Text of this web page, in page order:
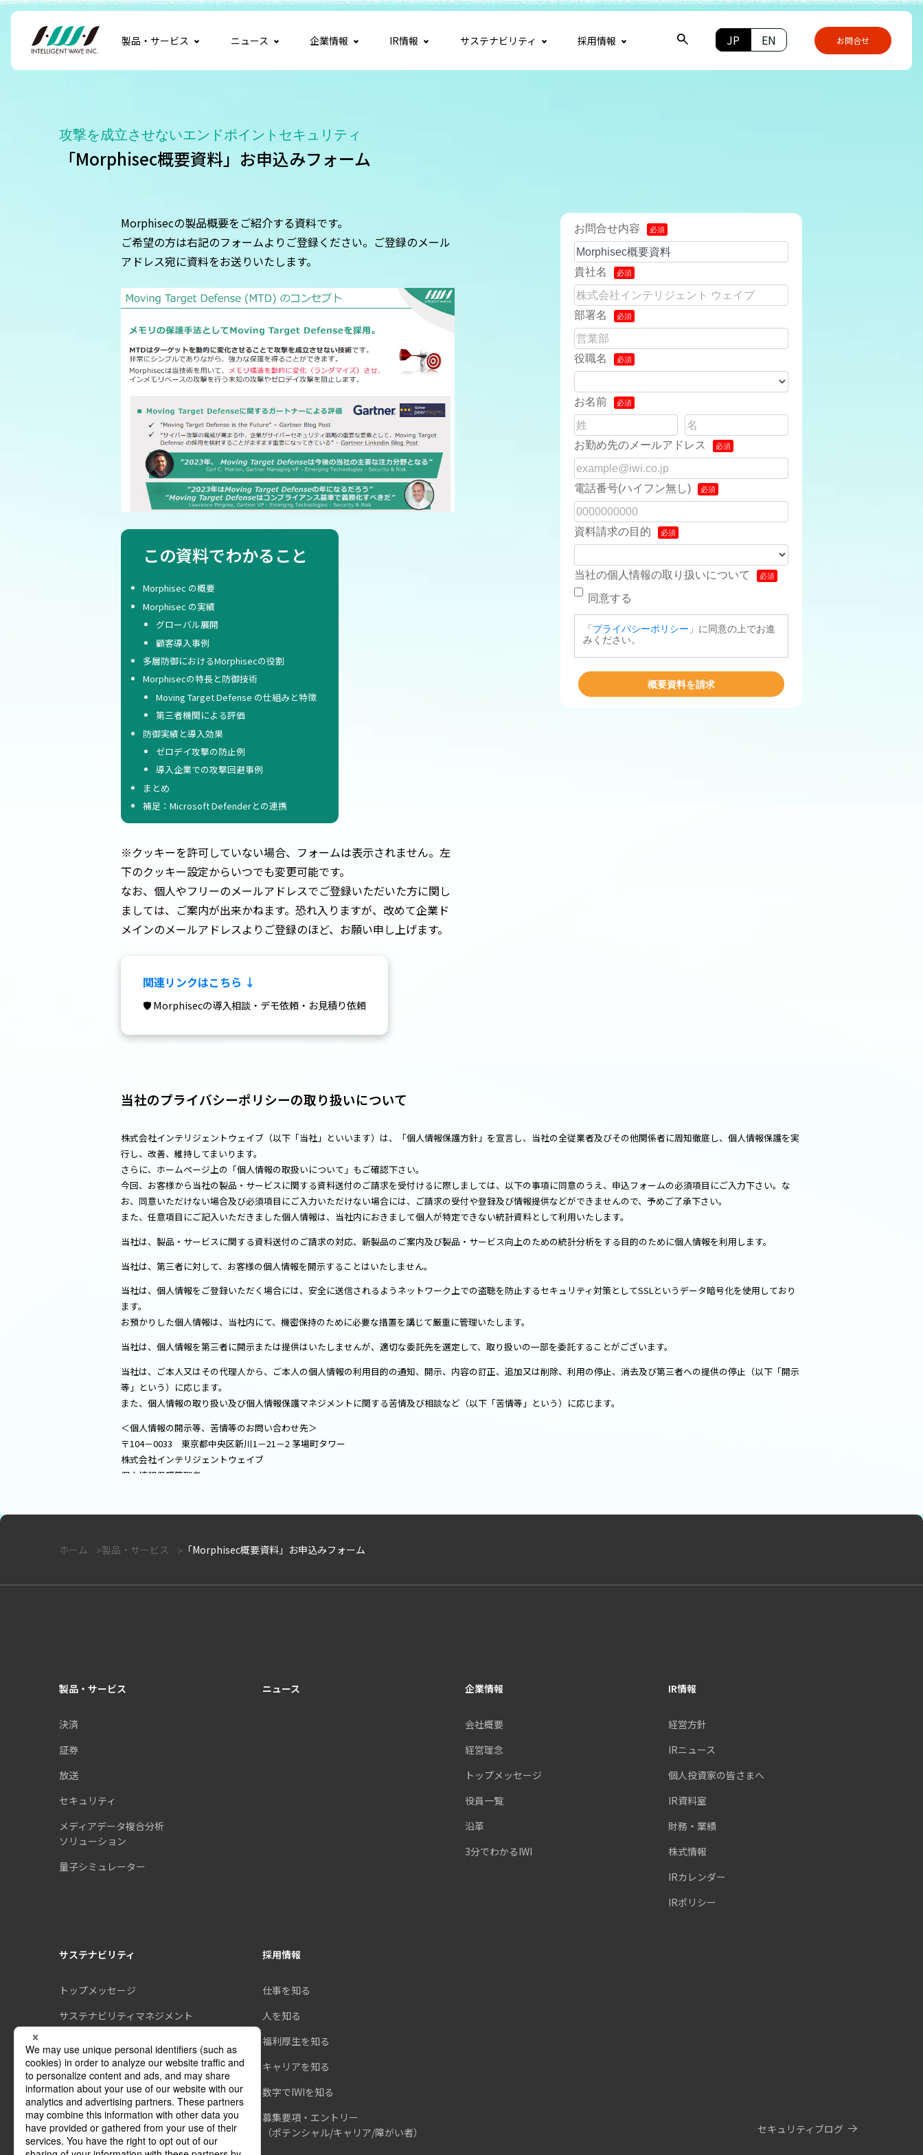
製品・サービス ニュース 企業情報 IR情報 サステナビリティ 採用情報 JP EN お問合せ
攻撃を成立させないエンドポイントセキュリティ
「Morphisec概要資料」お申込みフォーム
Morphisecの製品概要をご紹介する資料です。
ご希望の方は右記のフォームよりご登録ください。ご登録のメール
アドレス宛に資料をお送りいたします。
この資料でわかること
Morphisec の概要
Morphisec の実績
グローバル展開
顧客導入事例
多層防御におけるMorphisecの役割
Morphisecの特長と防御技術
Moving Target Defense の仕組みと特徴
第三者機関による評価
防御実績と導入効果
ゼロデイ攻撃の防止例
導入企業での攻撃回避事例
まとめ
補足：Microsoft Defenderとの連携
※クッキーを許可していない場合、フォームは表示されません。左
下のクッキー設定からいつでも変更可能です。
なお、個人やフリーのメールアドレスでご登録いただいた方に関し
ましては、ご案内が出来かねます。恐れ入りますが、改めて企業ド
メインのメールアドレスよりご登録のほど、お願い申し上げます。
関連リンクはこちら ↓
🛡️ Morphisecの導入相談・デモ依頼・お見積り依頼
当社のプライバシーポリシーの取り扱いについて
株式会社インテリジェントウェイブ（以下「当社」といいます）は、「個人情報保護方針」を宣言し、当社の全従業者及びその他関係者に周知徹底し、個人情報保護を実
行し、改善、維持してまいります。
さらに、ホームページ上の「個人情報の取扱いについて」もご確認下さい。
今回、お客様から当社の製品・サービスに関する資料送付のご請求を受付けるに際しましては、以下の事項に同意のうえ、申込フォームの必須項目にご入力下さい。な
お、同意いただけない場合及び必須項目にご入力いただけない場合には、ご請求の受付や登録及び情報提供などができませんので、予めご了承下さい。
また、任意項目にご記入いただきました個人情報は、当社内におきまして個人が特定できない統計資料として利用いたします。
当社は、製品・サービスに関する資料送付のご請求の対応、新製品のご案内及び製品・サービス向上のための統計分析をする目的のために個人情報を利用します。
当社は、第三者に対して、お客様の個人情報を開示することはいたしません。
当社は、個人情報をご登録いただく場合には、安全に送信されるようネットワーク上での盗聴を防止するセキュリティ対策としてSSLというデータ暗号化を使用しており
ます。
お預かりした個人情報は、当社内にて、機密保持のために必要な措置を講じて厳重に管理いたします。
当社は、個人情報を第三者に開示または提供はいたしませんが、適切な委託先を選定して、取り扱いの一部を委託することがございます。
当社は、ご本人又はその代理人から、ご本人の個人情報の利用目的の通知、開示、内容の訂正、追加又は削除、利用の停止、消去及び第三者への提供の停止（以下「開示
等」という）に応じます。
また、個人情報の取り扱い及び個人情報保護マネジメントに関する苦情及び相談など（以下「苦情等」という）に応じます。
＜個人情報の開示等、苦情等のお問い合わせ先＞
〒104－0033 東京都中央区新川1－21－2 茅場町タワー
株式会社インテリジェントウェイブ
個人情報保護管理者
プライバシーポリシー（リンク先）
ホーム 製品・サービス 「Morphisec概要資料」お申込みフォーム
製品・サービス
決済
証券
放送
セキュリティ
メディアデータ複合分析
ソリューション
量子シミュレーター
ニュース 企業情報
会社概要
経営理念
トップメッセージ
役員一覧
沿革
3分でわかるIWI
IR情報
経営方針
IRニュース
個人投資家の皆さまへ
IR資料室
財務・業績
株式情報
IRカレンダー
IRポリシー
サステナビリティ
トップメッセージ
サステナビリティマネジメント
社会
ガバナンス
ESGデータ集
採用情報
仕事を知る
人を知る
福利厚生を知る
キャリアを知る
数字でIWIを知る
募集要項・エントリー
（ポテンシャル/キャリア/障がい者）
セキュリティブログ